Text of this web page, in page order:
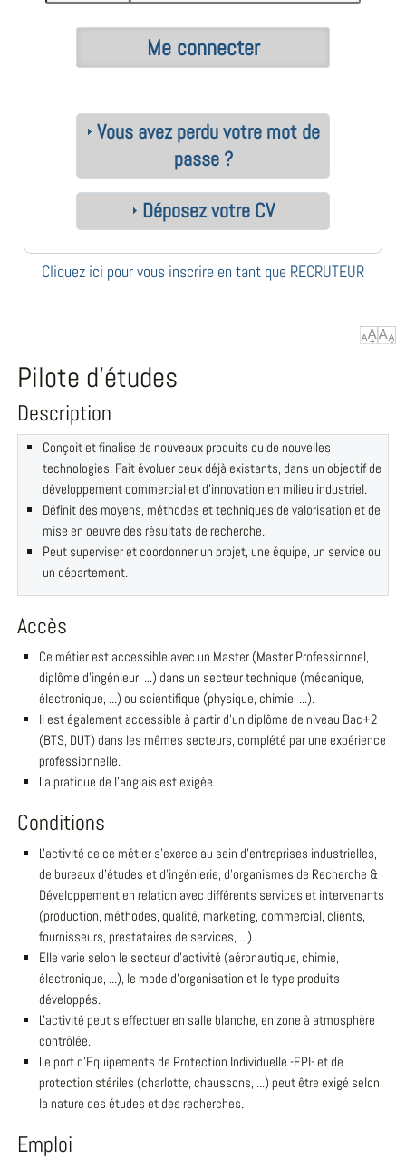
Vous avez perdu votre mot de
passe ?
Déposez votre CV
Cliquez ici pour vous inscrire en tant que RECRUTEUR
Pilote d'études
Description
Conçoit et finalise de nouveaux produits ou de nouvelles
technologies. Fait évoluer ceux déjà existants, dans un objectif de
développement commercial et d'innovation en milieu industriel.
Définit des moyens, méthodes et techniques de valorisation et de
mise en oeuvre des résultats de recherche.
Peut superviser et coordonner un projet, une équipe, un service ou
un département.
Accès
Ce métier est accessible avec un Master (Master Professionnel,
diplôme d'ingénieur, ...) dans un secteur technique (mécanique,
électronique, ...) ou scientifique (physique, chimie, ...).
Il est également accessible à partir d'un diplôme de niveau Bac+2
(BTS, DUT) dans les mêmes secteurs, complété par une expérience
professionnelle.
La pratique de l'anglais est exigée.
Conditions
L'activité de ce métier s'exerce au sein d'entreprises industrielles,
de bureaux d'études et d'ingénierie, d'organismes de Recherche &
Développement en relation avec différents services et intervenants
(production, méthodes, qualité, marketing, commercial, clients,
fournisseurs, prestataires de services, ...).
Elle varie selon le secteur d'activité (aéronautique, chimie,
électronique, ...), le mode d'organisation et le type produits
développés.
L'activité peut s'effectuer en salle blanche, en zone à atmosphère
contrôlée.
Le port d'Equipements de Protection Individuelle -EPI- et de
protection stériles (charlotte, chaussons, ...) peut être exigé selon
la nature des études et des recherches.
Emploi